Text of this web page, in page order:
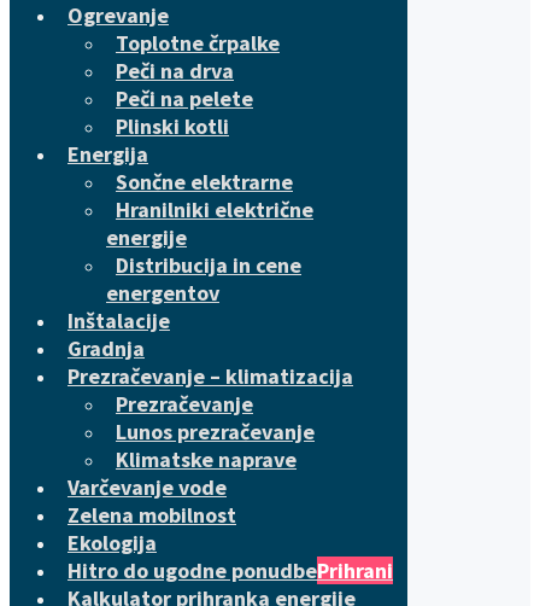
Ogrevanje
Toplotne črpalke
Peči na drva
Peči na pelete
Plinski kotli
Energija
Sončne elektrarne
Hranilniki električne
energije
Distribucija in cene
energentov
Inštalacije
Gradnja
Prezračevanje – klimatizacija
Prezračevanje
Lunos prezračevanje
Klimatske naprave
Varčevanje vode
Zelena mobilnost
Ekologija
Hitro do ugodne ponudbePrihrani
Kalkulator prihranka energije